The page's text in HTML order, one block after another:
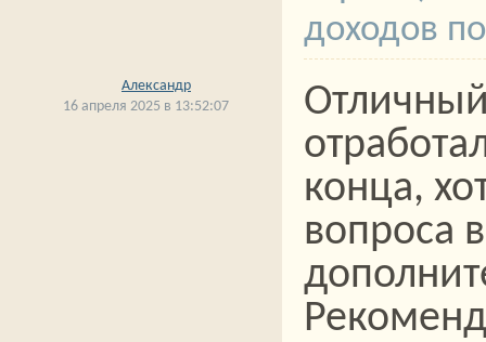
доходов
конца,
вопроса
Александр
16 апреля 2025 в 13:52:07